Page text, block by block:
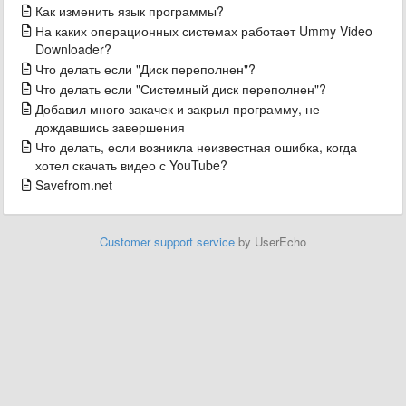
Как изменить язык программы?
На каких операционных системах работает Ummy Video
Downloader?
Что делать если "Диск переполнен"?
Что делать если "Системный диск переполнен"?
Добавил много закачек и закрыл программу, не
дождавшись завершения
Что делать, если возникла неизвестная ошибка, когда
хотел скачать видео с YouTube?
Savefrom.net
Customer support service by UserEcho